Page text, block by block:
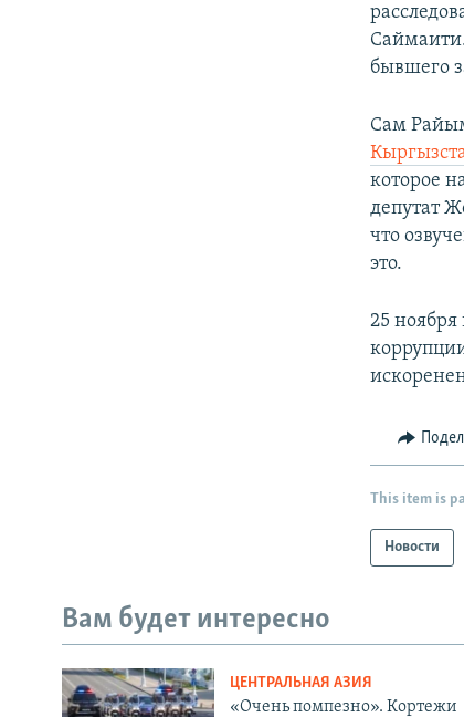
бывшего
Сам
которое
депутат
что
это.
25
This item is
Новости
Вам будет интересно
ЦЕНТРАЛЬНАЯ АЗИЯ
«Очень помпезно». Кортежи